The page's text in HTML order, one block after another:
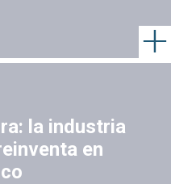
la industria
en